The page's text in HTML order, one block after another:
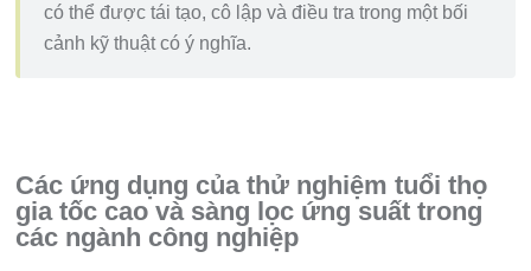
có thể được tái tạo, cô lập và điều tra trong một bối
cảnh kỹ thuật có ý nghĩa.
Các ứng dụng của thử nghiệm tuổi thọ
gia tốc cao và sàng lọc ứng suất trong
các ngành công nghiệp